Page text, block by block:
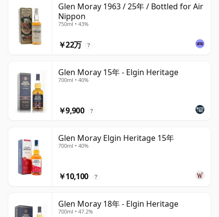
Glen Moray 1963 / 25年 / Bottled for Air
Nippon
750ml • 43%
￥22万 ?
Glen Moray 15年 - Elgin Heritage
700ml • 40%
￥9,900 ?
Glen Moray Elgin Heritage 15年
700ml • 40%
￥10,100 ?
Glen Moray 18年 - Elgin Heritage
700ml • 47.2%